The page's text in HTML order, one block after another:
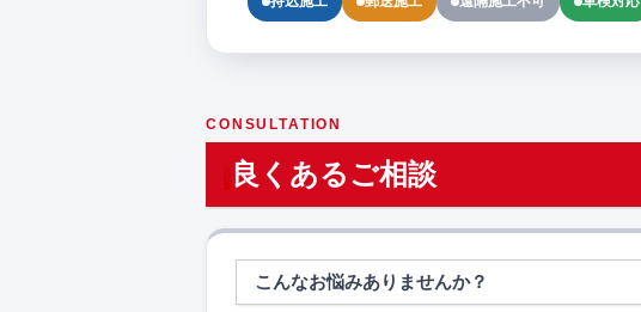
CONSULTATION
良くあるご相談
こんなお悩みありませんか？